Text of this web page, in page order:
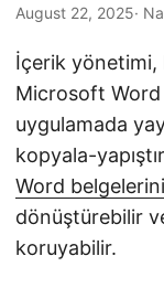
r
August 22, 2025·
İçerik yönetimi,
Microsoft
uygulamada
kopyala-
Word belgelerini
dönüştürebilir
koruyabilir.